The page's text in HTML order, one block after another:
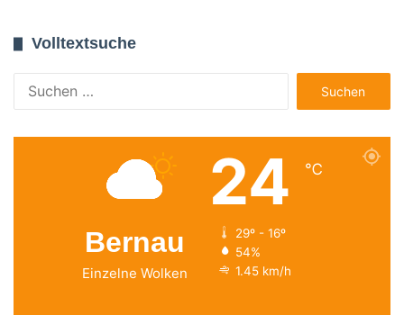
Volltextsuche
nach:
Bernau
Einzelne Wolken
24 ℃
29º - 16º
54%
1.45 km/h